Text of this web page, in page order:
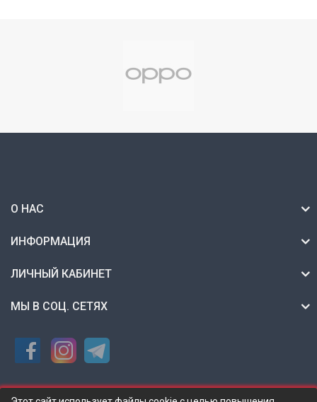
О НАС
ИНФОРМАЦИЯ
ЛИЧНЫЙ КАБИНЕТ
МЫ В СОЦ. СЕТЯХ